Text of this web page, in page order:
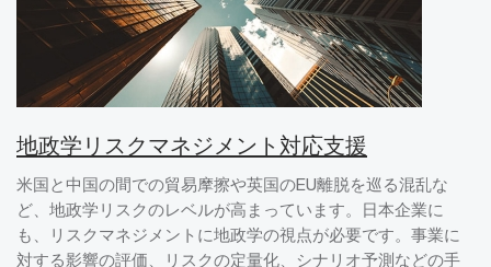
地政学リスクマネジメント対応支援
米国と中国の間での貿易摩擦や英国のEU離脱を巡る混乱な
ど、地政学リスクのレベルが高まっています。日本企業に
も、リスクマネジメントに地政学の視点が必要です。事業に
対する影響の評価、リスクの定量化、シナリオ予測などの手